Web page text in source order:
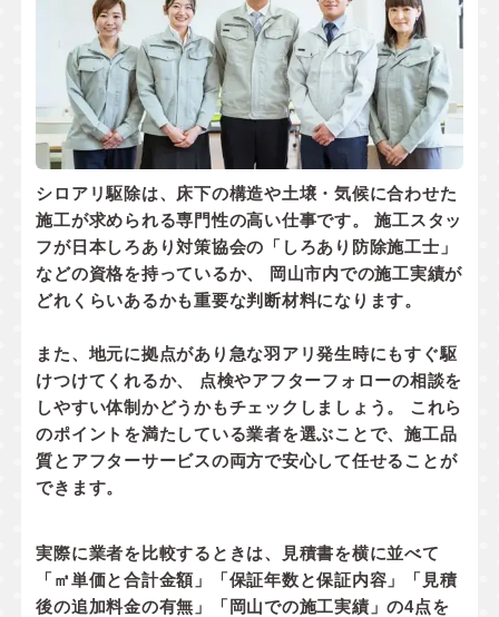
シロアリ駆除は、床下の構造や土壌・気候に合わせた
施工が求められる専門性の高い仕事です。 施工スタッ
フが日本しろあり対策協会の「しろあり防除施工士」
などの資格を持っているか、 岡山市内での施工実績が
どれくらいあるかも重要な判断材料になります。
また、地元に拠点があり 急な羽アリ発生時にもすぐ駆
けつけてくれるか、 点検やアフターフォローの相談を
しやすい体制かどうかもチェックしましょう。 これら
のポイントを満たしている業者を選ぶことで、施工品
質とアフターサービスの両方で安心して任せることが
できます。
実際に業者を比較するときは、見積書を横に並べて
「㎡単価と合計金額」「保証年数と保証内容」「見積
後の追加料金の有無」「岡山での施工実績」の4点を